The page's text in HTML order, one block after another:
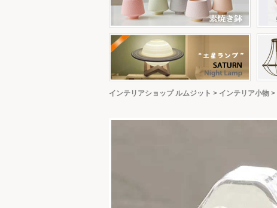
インテリアショップ ルムジット > インテリア小物 >